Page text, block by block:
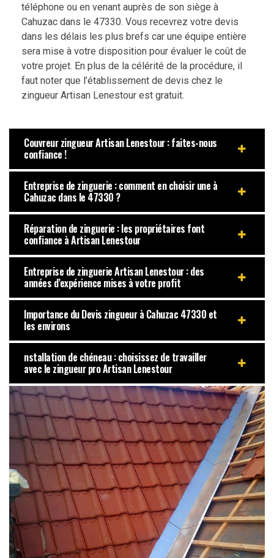
téléphone ou en venant auprès de son siège à
Cahuzac dans le 47330. Vous recevrez votre devis
dans les délais les plus brefs car une équipe entière
sera mise à votre disposition pour évaluer le coût de
votre projet. En plus de la célérité de la procédure, il
faut noter que l’établissement de devis chez le
zingueur Artisan Lenestour est gratuit.
Couvreur zingueur Artisan Lenestour : faites-nous
confiance !
Entreprise de zinguerie : comment en choisir une à
Cahuzac dans le 47330 ?
Réparation de zinguerie : les propriétaires font
confiance à Artisan Lenestour
Entreprise de zinguerie Artisan Lenestour : des
années d’expérience mises à votre profit
Importance du Devis zingueur à Cahuzac 47330 et
les environs
nstallation de chéneau : choisissez de travailler
avec le zingueur pro Artisan Lenestour